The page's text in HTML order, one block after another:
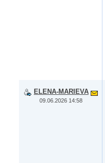
ELENA-MARIEVA
09.06.2026 14:58